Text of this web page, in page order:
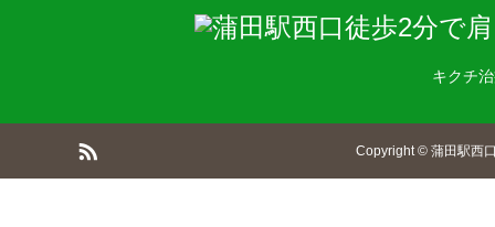
キクチ
Copyright © 蒲田駅西